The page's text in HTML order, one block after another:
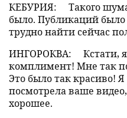
КЕБУРИЯ:
Такого
было. Публикаций
трудно найти сейчас
ИНГОРОКВА:
Кстати,
комплимент! Мне так
Это было так красиво! Я
посмотрела ваше
хорошее.